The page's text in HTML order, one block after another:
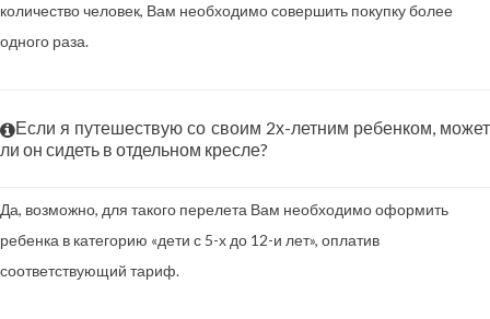
количество человек, Вам необходимо совершить покупку более
одного раза.
Если я путешествую со своим 2х-летним ребенком, может
ли он сидеть в отдельном кресле?
Да, возможно, для такого перелета Вам необходимо оформить
ребенка в категорию «дети с 5-х до 12-и лет», оплатив
соответствующий тариф.